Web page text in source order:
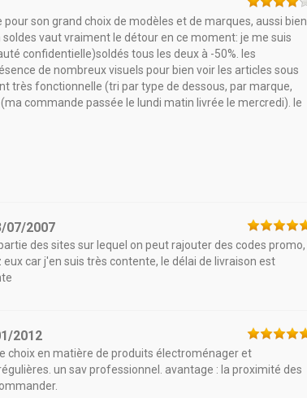
son grand choix de modèles et de marques, aussi bien
vaut vraiment le détour en ce moment: je me suis
confidentielle)soldés tous les deux à -50%. les
de nombreux visuels pour bien voir les articles sous
très fonctionnelle (tri par type de dessous, par marque,
commande passée le lundi matin livrée le mercredi). le
07/2007
des sites sur lequel on peut rajouter des codes promo,
car j'en suis très contente, le délai de livraison est
2012
choix en matière de produits électroménager et
un sav professionnel. avantage : la proximité des